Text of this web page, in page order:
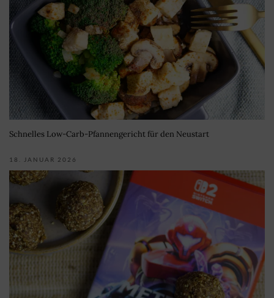
Schnelles Low-Carb-Pfannengericht für den Neustart
18. JANUAR 2026